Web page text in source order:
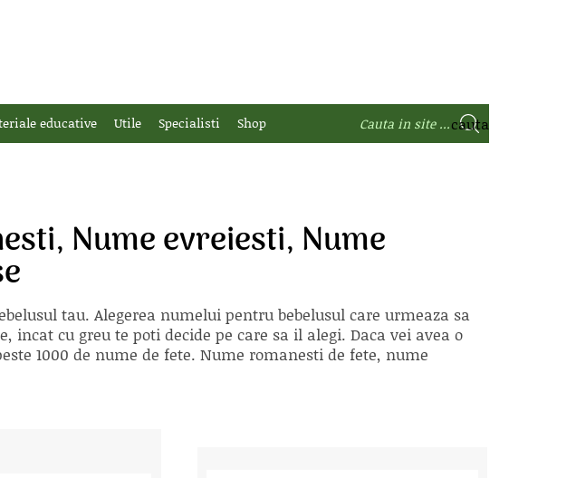
educative Utile Specialisti Shop
Nume evreiesti, Nume
tau. Alegerea numelui pentru bebelusul care urmeaza sa
cu greu te poti decide pe care sa il alegi. Daca vei avea o
1000 de nume de fete. Nume romanesti de fete, nume